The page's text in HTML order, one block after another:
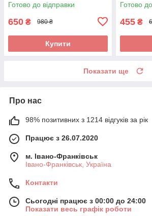
Готово до відправки
650 ₴ 980 ₴
Купити
Готово
455 ₴
Показати ще
Про нас
98% позитивних з 1214 відгуків за рік
Працює з 26.07.2020
м. Івано-Франківськ
Івано-Франківськ, Україна
Контакти
Сьогодні працює з 00:00 до 24:00
Показати весь графік роботи